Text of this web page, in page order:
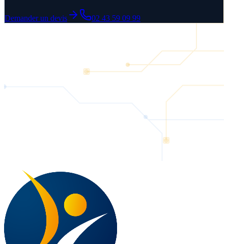
Demander un devis 02 43 59 09 99